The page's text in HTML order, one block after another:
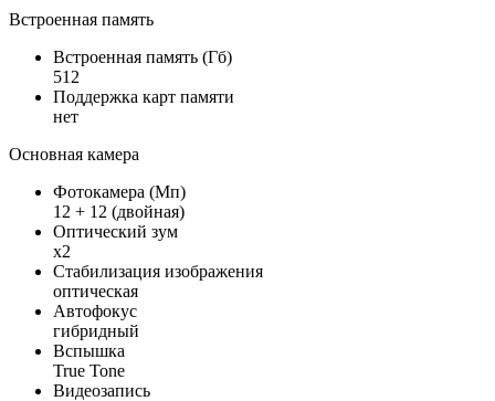
Встроенная память
Встроенная память (Гб)
512
Поддержка карт памяти
нет
Основная камера
Фотокамера (Мп)
12 + 12 (двойная)
Оптический зум
x2
Стабилизация изображения
оптическая
Автофокус
гибридный
Вспышка
True Tone
Видеозапись